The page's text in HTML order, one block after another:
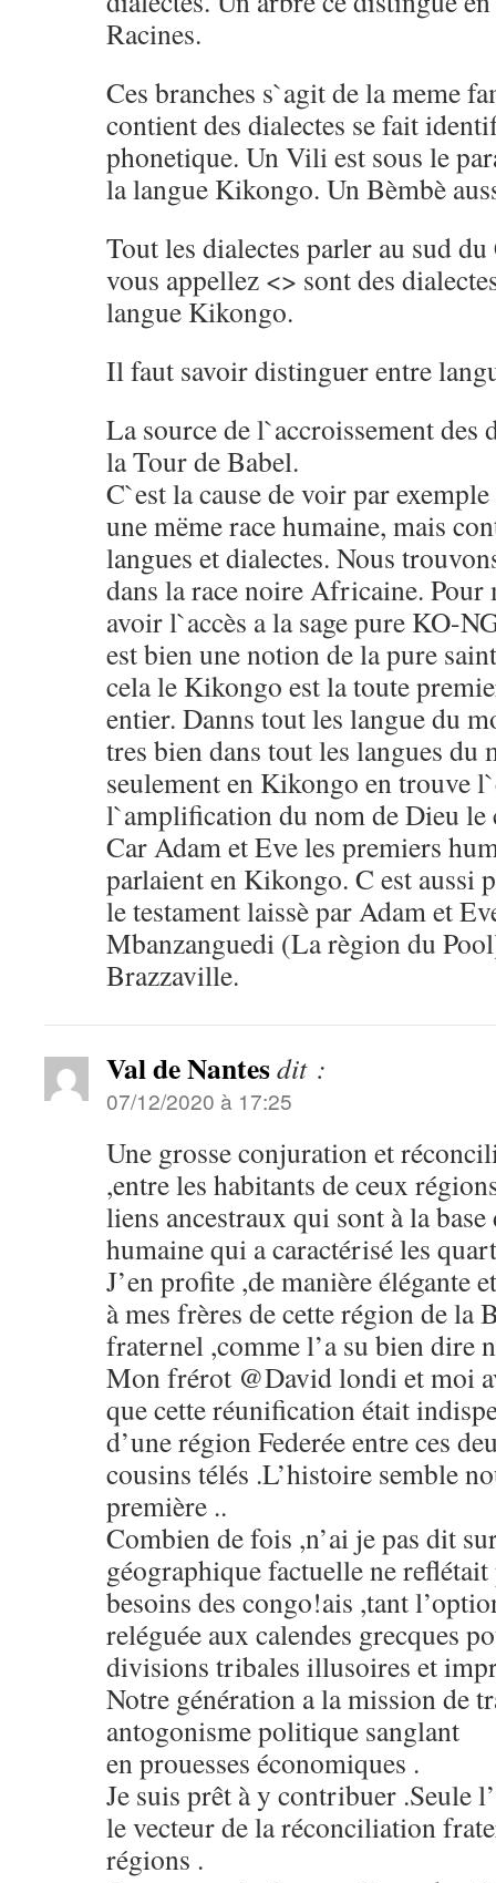
Racines.
Ces branches s`agit de la meme
contient des dialectes se fait
phonetique. Un Vili est sous le
la langue Kikongo. Un Bèmbè
Tout les dialectes parler au sud
vous appellez <> sont des
langue Kikongo.
Il faut savoir distinguer entre
La source de l`accroissement des
la Tour de Babel.
C`est la cause de voir par
une mëme race humaine, mais
langues et dialectes. Nous
dans la race noire Africaine.
avoir l`accès a la sage pure KO-
est bien une notion de la pure
cela le Kikongo est la toute
entier. Danns tout les langue du
tres bien dans tout les langues du
seulement en Kikongo en trouve
l`amplification du nom de Dieu le
Car Adam et Eve les premiers
parlaient en Kikongo. C est aussi
le testament laissè par Adam et
Mbanzanguedi (La règion du
Brazzaville.
Val de Nantesdit :
07/12/2020 à 17:25
Une grosse conjuration et
,entre les habitants de ceux
liens ancestraux qui sont à la base
humaine qui a caractérisé les
J’en profite ,de manière élégante
à mes frères de cette région de la
fraternel ,comme l’a su bien dire
Mon frérot @David londi et moi
que cette réunification était
d’une région Federée entre ces
cousins télés .L’histoire semble
première ..
Combien de fois ,n’ai je pas dit
géographique factuelle ne reflétait
besoins des congo!ais ,tant
reléguée aux calendes grecques
divisions tribales illusoires et
Notre génération a la mission de
antogonisme politique sanglant
en prouesses économiques .
Je suis prêt à y contribuer .Seule
le vecteur de la réconciliation
régions .